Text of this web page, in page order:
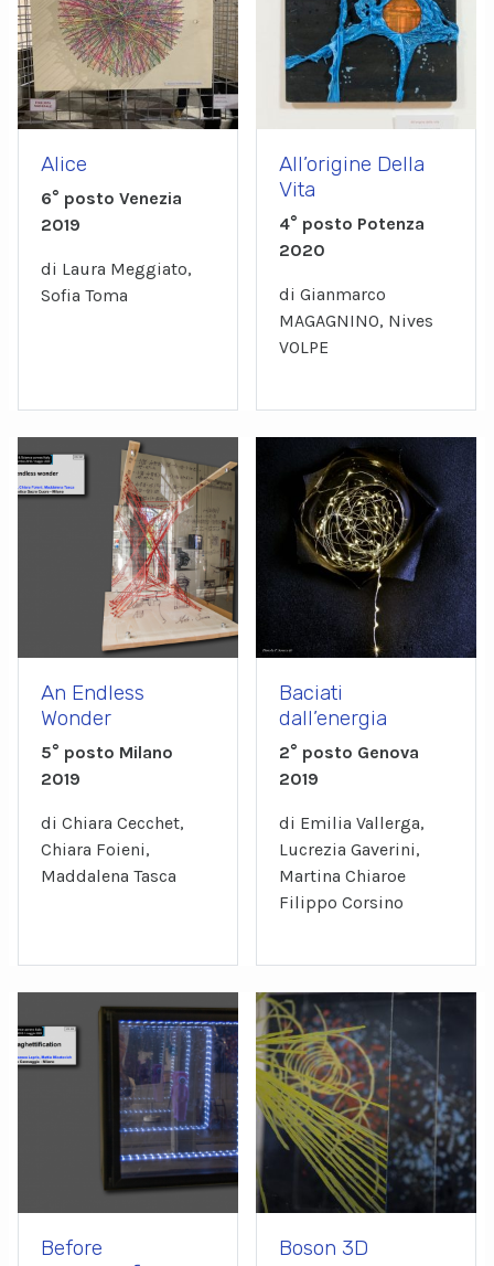
Alice
6° posto Venezia
2019
di Laura Meggiato,
Sofia Toma
All’origine Della
Vita
4° posto Potenza
2020
di Gianmarco
MAGAGNINO, Nives
VOLPE
An Endless
Wonder
5° posto Milano
2019
di Chiara Cecchet,
Chiara Foieni,
Maddalena Tasca
Baciati
dall’energia
2° posto Genova
2019
di Emilia Vallerga,
Lucrezia Gaverini,
Martina Chiaroe
Filippo Corsino
Before
Boson 3D